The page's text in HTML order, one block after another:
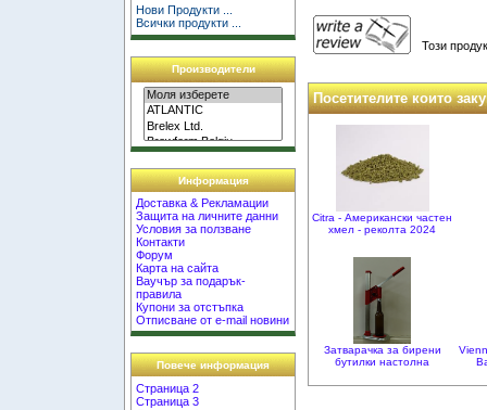
Нови Продукти ...
Всички продукти ...
Производители
Информация
Доставка & Рекламации
Защита на личните данни
Условия за ползване
Контакти
Форум
Карта на сайта
Ваучър за подарък-
правила
Купони за отстъпка
Отписване от e-mail новини
Повече информация
Страница 2
Страница 3
Този
Посетителите които
Citra - Американски частен
хмел - реколта 2024
Затварачка за бирени
бутилки настолна